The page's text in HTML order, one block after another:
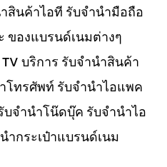
สินค้าไอที รับจำนำมือถือ
ของแบรนด์เนมต่างๆ
บริการ รับจำนำสินค้า
โทรศัพท์ รับจำนำไอแพค
จำนำโน๊ดบุ๊ค รับจำนำไอ
กระเป๋าแบรนด์เนม